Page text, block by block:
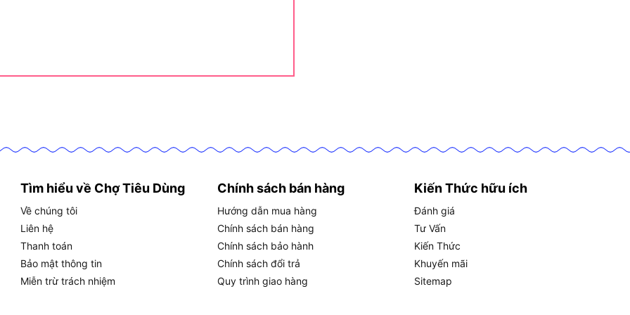
đây tổng hợp toàn bộ thông số kỹ thuật chi tiết
10mm
25mm
10mm
220V
50Hz
Tìm hiểu về Chợ Tiêu Dùng
Về chúng tôi
Liên hệ
Thanh toán
Bảo mật thông tin
Miễn trừ trách nhiệm
Chính sách bán hàng
Hướng dẫn mua hàng
Chính sách bán hàng
Chính sách bảo hành
Chính sách đổi trả
Quy trình giao hàng
Kiến Thức hữu ích
Đánh giá
Tư Vấn
Kiến Thức
Khuyến mãi
Sitemap